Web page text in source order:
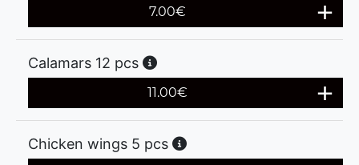
7.00€
Calamars 12 pcs
11.00€
Chicken wings 5 pcs